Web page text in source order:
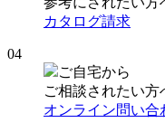
カタログ請求
04
ご自宅から
ご相談されたい方
オンライン問い合